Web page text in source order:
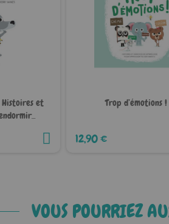
Histoires et
Trop d’émotions !
12,90 €
VOUS POURRIEZ